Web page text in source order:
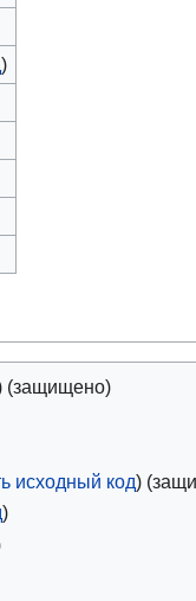
)
(защищено)
исходный код)
)